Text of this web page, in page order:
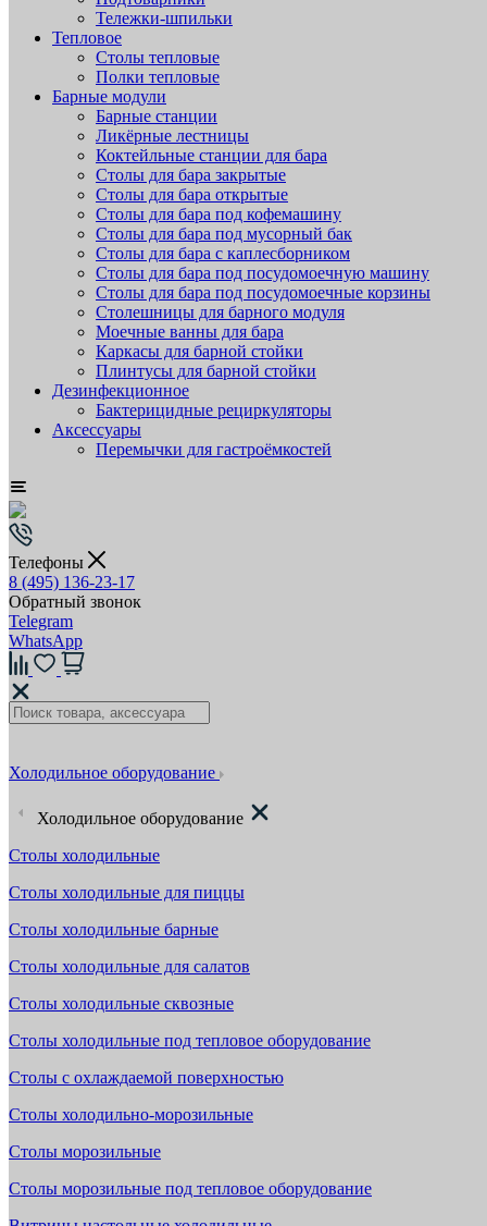
Тележки-шпильки
Тепловое
Столы тепловые
Полки тепловые
Барные модули
Барные станции
Ликёрные лестницы
Коктейльные станции для бара
Столы для бара закрытые
Столы для бара открытые
Столы для бара под кофемашину
Столы для бара под мусорный бак
Столы для бара с каплесборником
Столы для бара под посудомоечную машину
Столы для бара под посудомоечные корзины
Столешницы для барного модуля
Моечные ванны для бара
Каркасы для барной стойки
Плинтусы для барной стойки
Дезинфекционное
Бактерицидные рециркуляторы
Аксессуары
Перемычки для гастроёмкостей
Телефоны
8 (495) 136-23-17
Обратный звонок
Telegram
WhatsApp
Холодильное оборудование
Холодильное оборудование
Столы холодильные
Столы холодильные для пиццы
Столы холодильные барные
Столы холодильные для салатов
Столы холодильные сквозные
Столы холодильные под тепловое оборудование
Столы с охлаждаемой поверхностью
Столы холодильно-морозильные
Столы морозильные
Столы морозильные под тепловое оборудование